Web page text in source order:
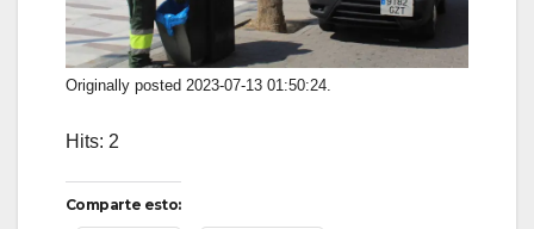
Originally posted 2023-07-13 01:50:24.
Hits: 2
Comparte esto: